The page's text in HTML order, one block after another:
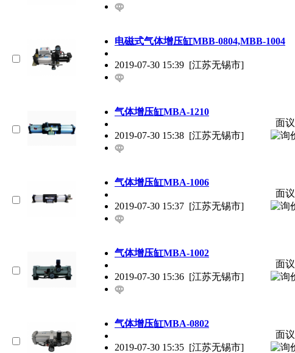
电磁式气体增压缸MBB-0804,MBB-1004
2019-07-30 15:39 [江苏无锡市]
气体增压缸MBA-1210
2019-07-30 15:38 [江苏无锡市]
面议
气体增压缸MBA-1006
2019-07-30 15:37 [江苏无锡市]
面议
气体增压缸MBA-1002
2019-07-30 15:36 [江苏无锡市]
面议
气体增压缸MBA-0802
2019-07-30 15:35 [江苏无锡市]
面议